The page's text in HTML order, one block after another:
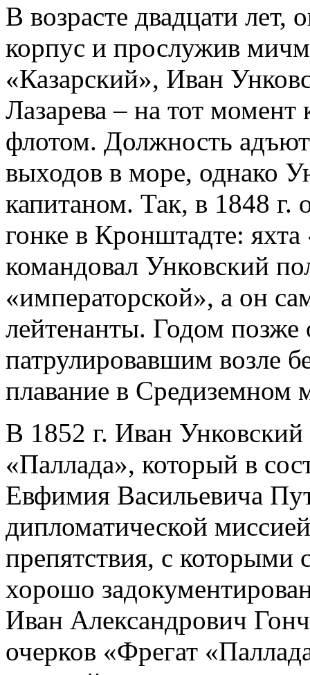
В возрасте двадцати лет,
корпус и прослужив
«Казарский», Иван
Лазарева – на тот
флотом. Должность
выходов в море, однако
капитаном. Так, в 1848 г.
гонке в Кронштадте:
командовал Унковский
«императорской», а он
лейтенанты. Годом
патрулировавшим возле
плавание в Средиземном
В 1852 г. Иван Унковский
«Паллада», который в
Евфимия Васильевича
дипломатической
препятствия, с которыми
хорошо
Иван Александрович
очерков «Фрегат